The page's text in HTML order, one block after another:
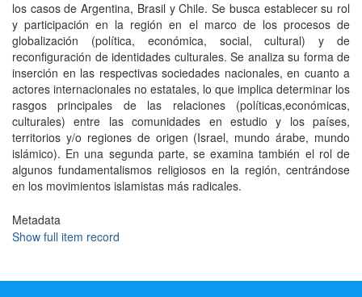
los casos de Argentina, Brasil y Chile. Se busca establecer su rol
y participación en la región en el marco de los procesos de
globalización (política, económica, social, cultural) y de
reconfiguración de identidades culturales. Se analiza su forma de
inserción en las respectivas sociedades nacionales, en cuanto a
actores internacionales no estatales, lo que implica determinar los
rasgos principales de las relaciones (políticas,económicas,
culturales) entre las comunidades en estudio y los países,
territorios y/o regiones de origen (Israel, mundo árabe, mundo
islámico). En una segunda parte, se examina también el rol de
algunos fundamentalismos religiosos en la región, centrándose
en los movimientos islamistas más radicales.
Metadata
Show full item record